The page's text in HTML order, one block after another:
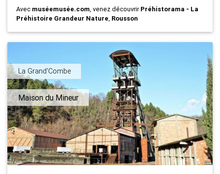
Avec muséemusée.com, venez découvrirPréhistorama - La
Préhistoire Grandeur Nature, Rousson
La Grand'Combe
Maison du Mineur